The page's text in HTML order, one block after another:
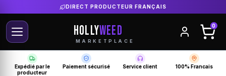
DIRECT PRODUCTEUR FRANÇAIS
HOLLYWEED
MARKETPLACE
0
Expédié par le
producteur
Paiement sécurisé Service client 100% Francais